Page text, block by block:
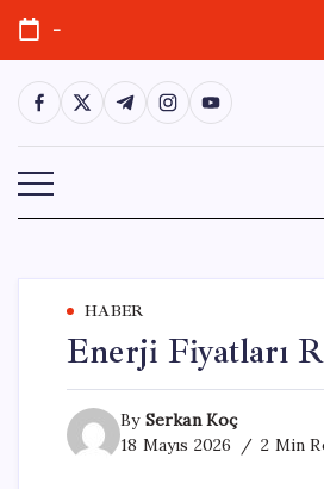
Skip
content
-
https://www.facebook.com/
https://twitter.com/
https://t.me/
https://https://
HABER
Enerji Fiyatları
By Serkan Koç
18 Mayıs 2026
2 Min